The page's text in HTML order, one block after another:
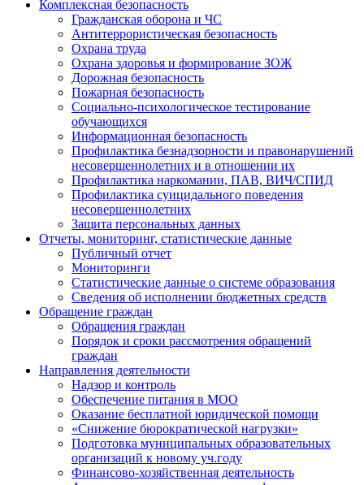
Комплексная безопасность
Гражданская оборона и ЧС
Антитеррористическая безопасность
Охрана труда
Охрана здоровья и формирование ЗОЖ
Дорожная безопасность
Пожарная безопасность
Социально-психологическое тестирование
обучающихся
Информационная безопасность
Профилактика безнадзорности и правонарушений
несовершеннолетних и в отношении их
Профилактика наркомании, ПАВ, ВИЧ/СПИД
Профилактика суицидального поведения
несовершеннолетних
Защита персональных данных
Отчеты, мониторинг, статистические данные
Публичный отчет
Мониторинги
Статистические данные о системе образования
Сведения об исполнении бюджетных средств
Обращение граждан
Обращения граждан
Порядок и сроки рассмотрения обращений
граждан
Направления деятельности
Надзор и контроль
Обеспечение питания в МОО
Оказание бесплатной юридической помощи
«Снижение бюрократической нагрузки»
Подготовка муниципальных образовательных
организаций к новому уч.году
Финансово-хозяйственная деятельность